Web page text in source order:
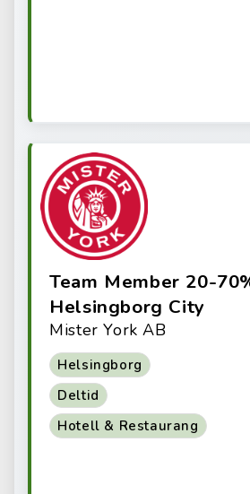
Team Member 20-
Helsingborg City
Mister York AB
Helsingborg
Deltid
Hotell & Restaurang